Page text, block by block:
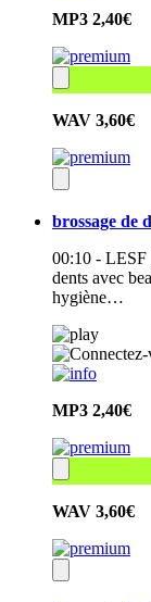
MP3 2,40€
WAV 3,60€
brossage de
00:10 - LESF
dents avec
hygiène…
MP3 2,40€
WAV 3,60€